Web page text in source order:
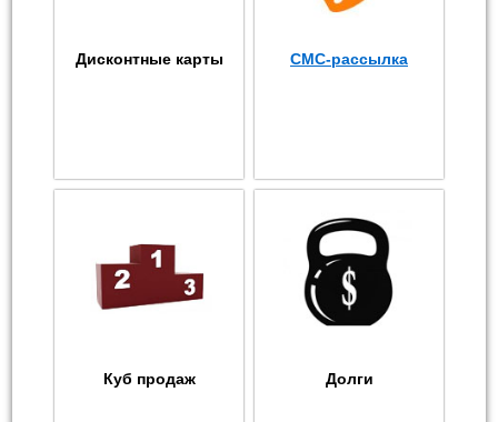
Дисконтные карты СМС-рассылка
Куб продаж Долги